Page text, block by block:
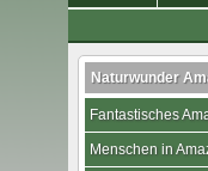
Naturwunder
Fantastisches
Menschen in